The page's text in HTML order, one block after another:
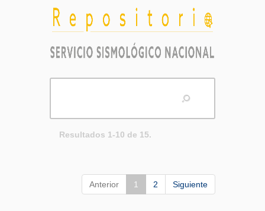
Resultados 1-10 de 15.
Anterior 1 2 Siguiente